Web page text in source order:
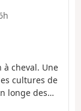
à cheval. Une
cultures de
longe des